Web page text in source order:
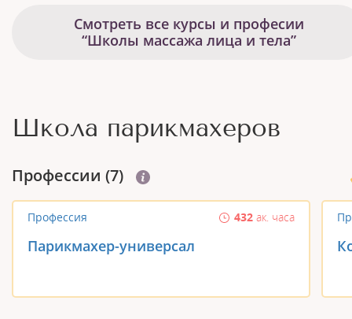
Смотреть все курсы и професии
“Школы массажа лица и тела”
Школа парикмахеров
Профеcсии (7)
Профессия 432 ак. часа
Парикмахер-универсал